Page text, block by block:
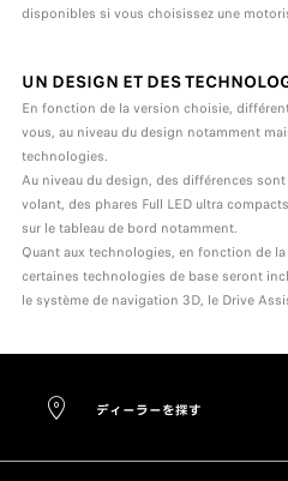
disponibles si vous choisissez une
UN DESIGN ET DES
En fonction de la version choisie,
vous, au niveau du design notamment
technologies.
Au niveau du design, des différences
volant, des phares Full LED ultra
sur le tableau de bord notamment.
Quant aux technologies, en fonction de
certaines technologies de base seront
le système de navigation 3D, le Drive
ディーラーを探す